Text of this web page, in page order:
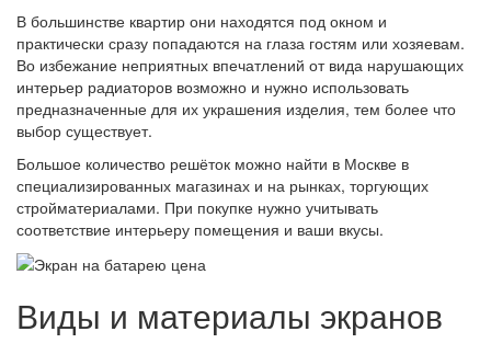
В большинстве квартир они находятся под окном и
практически сразу попадаются на глаза гостям или хозяевам.
Во избежание неприятных впечатлений от вида нарушающих
интерьер радиаторов возможно и нужно использовать
предназначенные для их украшения изделия, тем более что
выбор существует.
Большое количество решёток можно найти в Москве в
специализированных магазинах и на рынках, торгующих
стройматериалами. При покупке нужно учитывать
соответствие интерьеру помещения и ваши вкусы.
Виды и материалы экранов